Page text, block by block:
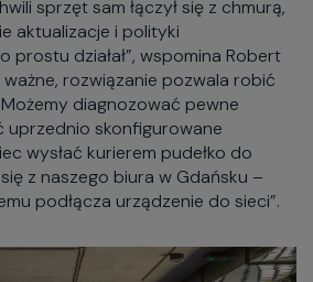
sprzęt sam łączył się z chmurą,
aktualizacje i polityki
prostu działał”, wspomina Robert
ważne, rozwiązanie pozwala robić
diagnozować pewne
uprzednio skonfigurowane
wysłać kurierem pudełko do
z naszego biura w Gdańsku –
podłącza urządzenie do sieci”.